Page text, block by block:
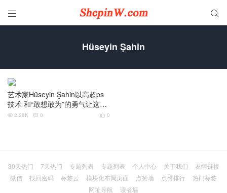
 
Hüseyin Şahin
艺术家Hüseyin Şahin以高超ps
技术 和“敢想敢为”的勇气让这世
界变得“乱七八糟”
 0
 2.29K  0
30天热门 7天热门 专题列表 专题列表 个人中心 关于我们
友情链接
微信
找回密码 标签云 模块化布局页面 点赞墙 点赞排行
热门标签
网址导航
读者墙